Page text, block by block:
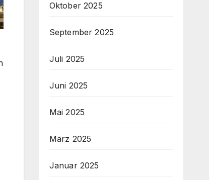
Oktober 2025
September 2025
Juli 2025
Juni 2025
Mai 2025
März 2025
Januar 2025